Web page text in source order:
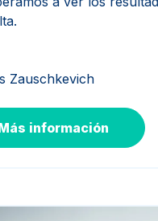
Zauschkevich
información